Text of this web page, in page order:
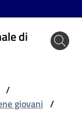
di
/
giovani /